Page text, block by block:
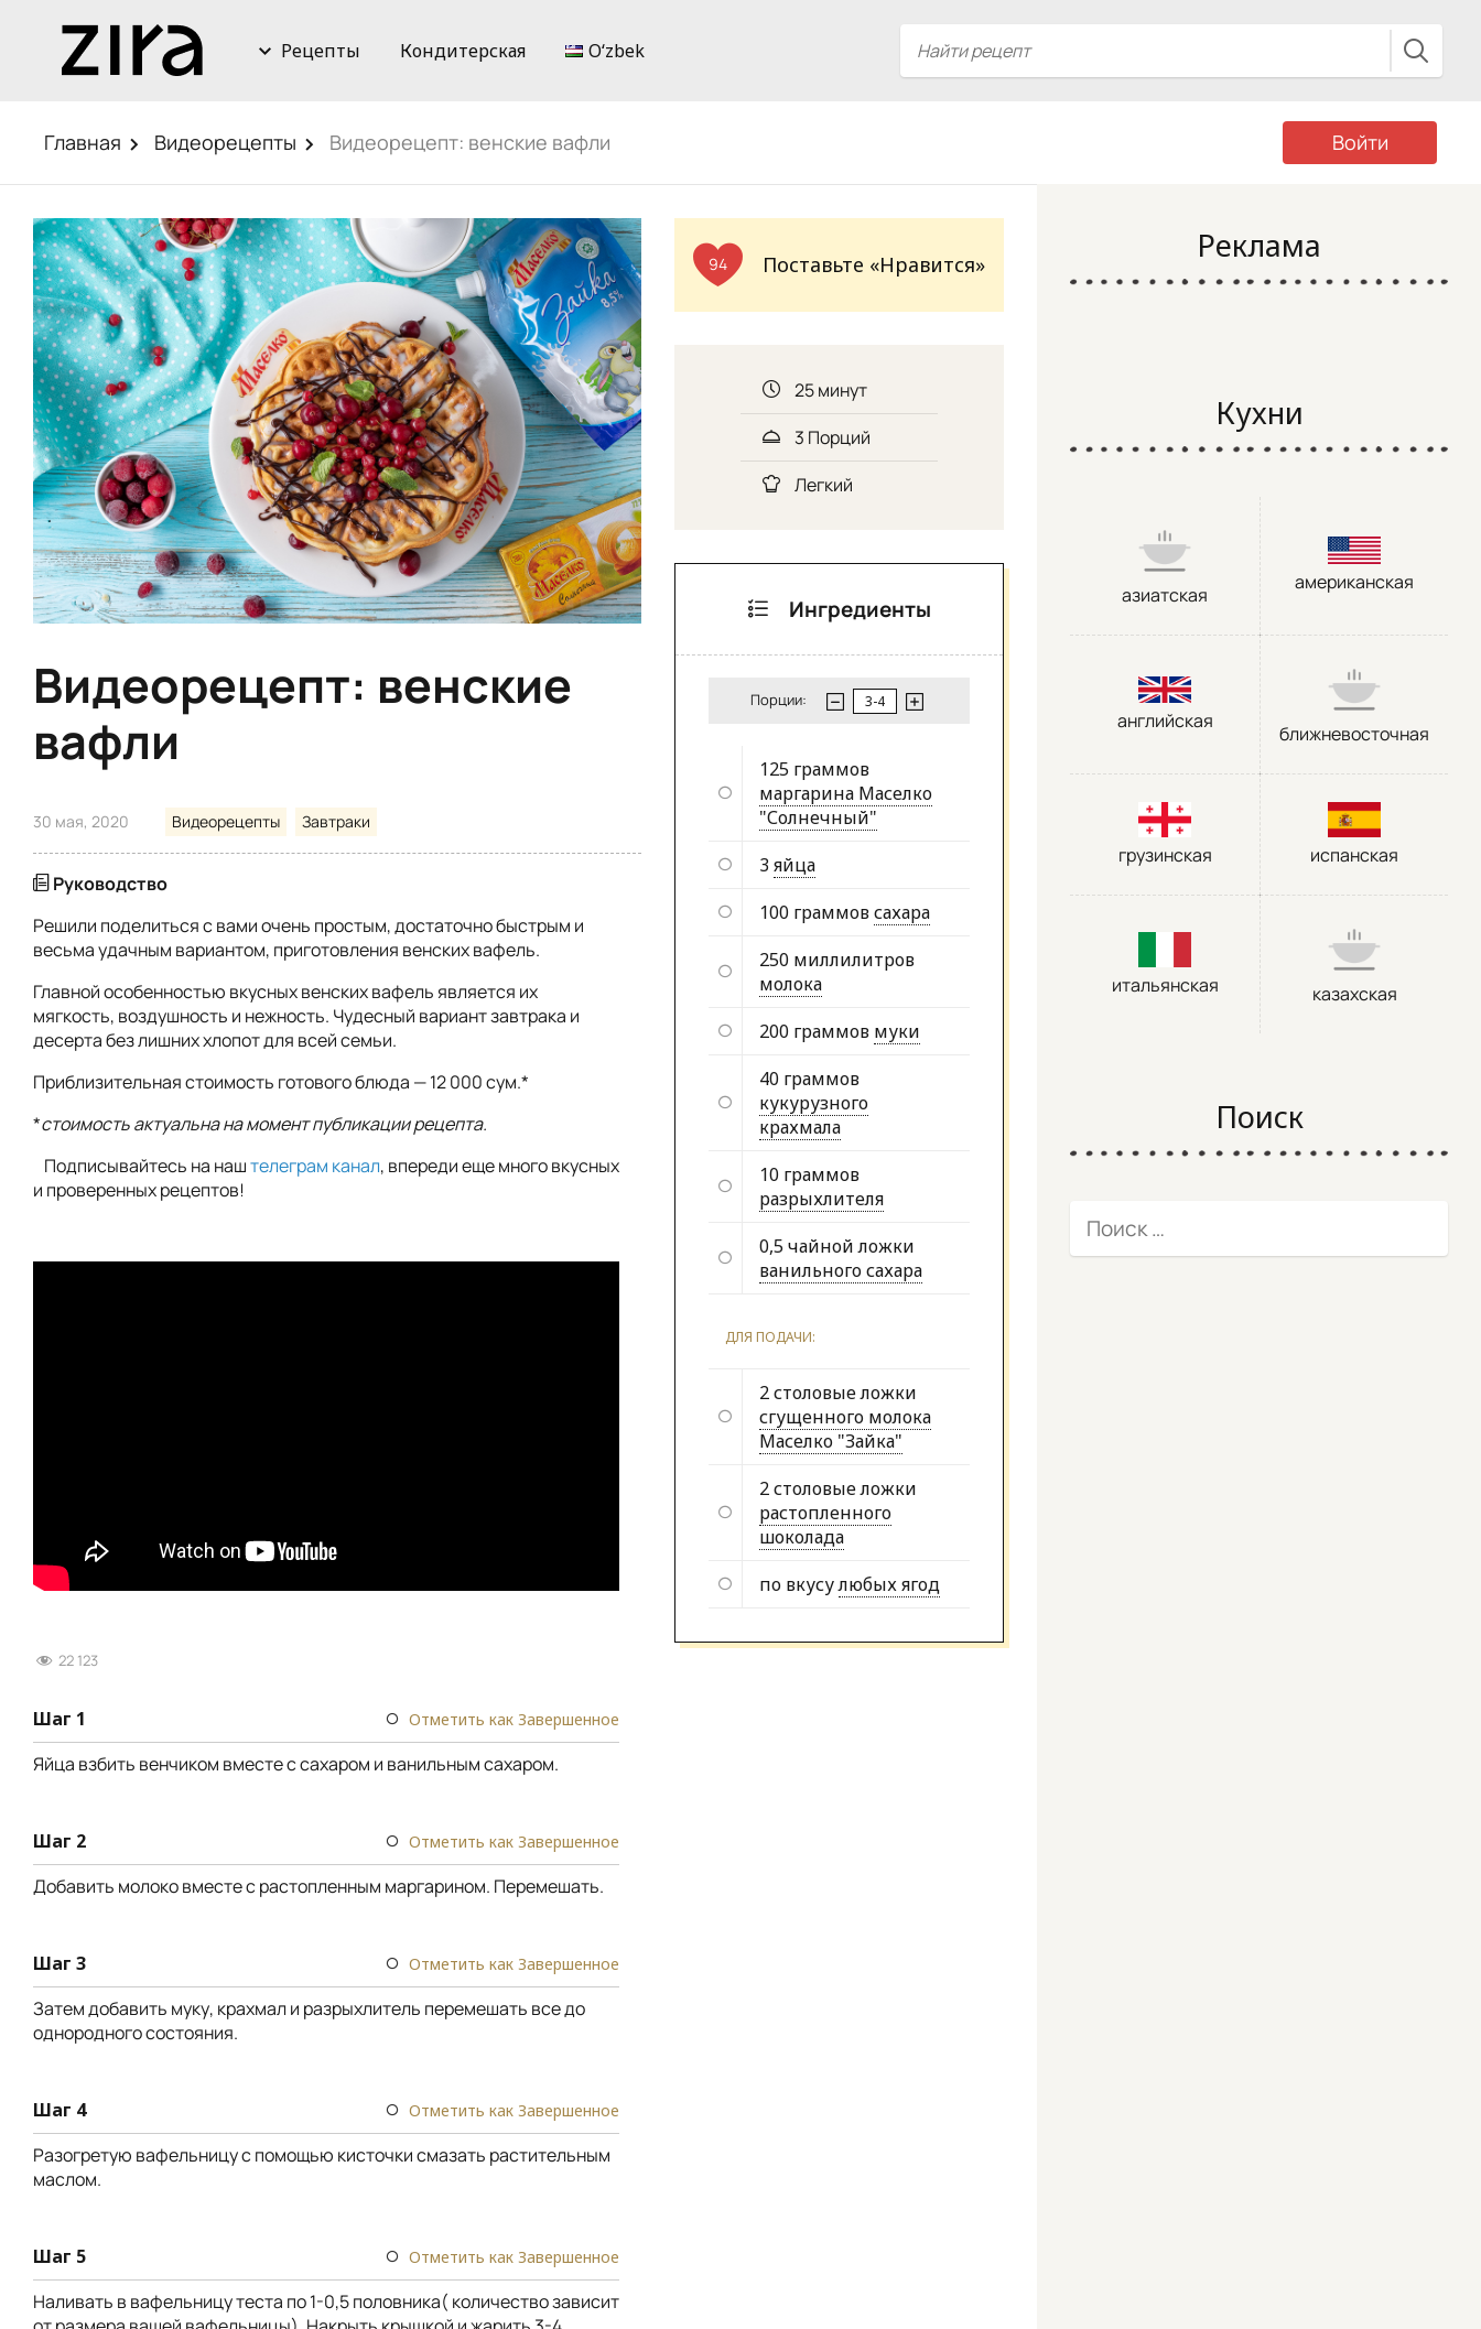
Рецепты Кондитерская Oʻzbek
Главная Видеорецепты Видеорецепт: венские вафли Войти
Видеорецепт: венские
вафли
30 мая, 2020 Видеорецепты Завтраки
Руководство
Решили поделиться с вами очень простым, достаточно быстрым и
весьма удачным вариантом, приготовления венских вафель.
Главной особенностью вкусных венских вафель является их
мягкость, воздушность и нежность. Чудесный вариант завтрака и
десерта без лишних хлопот для всей семьи.
Приблизительная стоимость готового блюда — 12 000 сум.*
*стоимость актуальна на момент публикации рецепта.
Подписывайтесь на наштелеграм канал, впереди еще много вкусных
и проверенных рецептов!
22 123
Шаг 1 Отметить как Завершенное
Яйца взбить венчиком вместе с сахаром и ванильным сахаром.
Шаг 2 Отметить как Завершенное
Добавить молоко вместе с растопленным маргарином. Перемешать.
Шаг 3 Отметить как Завершенное
Затем добавить муку, крахмал и разрыхлитель перемешать все до
однородного состояния.
Шаг 4 Отметить как Завершенное
Разогретую вафельницу с помощью кисточки смазать растительным
маслом.
Шаг 5 Отметить как Завершенное
Наливать в вафельницу теста по 1-0,5 половника( количество зависит
94 Поставьте «Нравится»
25 минут
3 Порций
Легкий
Ингредиенты
Порции:
125 граммов
маргарина Маселко
"Солнечный"
3 яйца
100 граммовсахара
250 миллилитров
молока
200 граммов муки
40 граммов
кукурузного
крахмала
10 граммов
разрыхлителя
0,5 чайной ложки
ванильного сахара
ДЛЯ ПОДАЧИ:
2 столовые ложки
сгущенного молока
Маселко "Зайка"
2 столовые ложки
растопленного
шоколада
по вкусулюбых ягод
Реклама
Кухни
азиатская
американская
английская
ближневосточная
грузинская испанская
итальянская казахская
Поиск